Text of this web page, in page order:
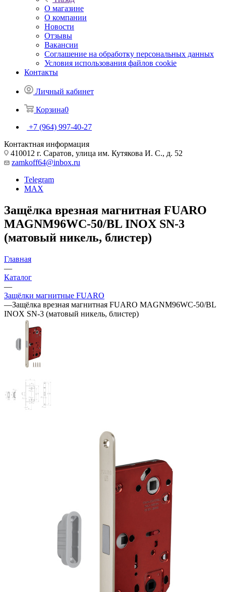
О магазине
О компании
Новости
Отзывы
Вакансии
Соглашение на обработку персональных данных
Условия использования файлов cookie
Контакты
Личный кабинет
Корзина0
+7 (964) 997-40-27
Контактная информация
410012 г. Саратов, улица им. Кутякова И. С., д. 52
zamkoff64@inbox.ru
Telegram
MAX
Защёлка врезная магнитная FUARO
MAGNM96WC-50/BL INOX SN-3
(матовый никель, блистер)
Главная
—
Каталог
—
Защёлки магнитные FUARO
—Защёлка врезная магнитная FUARO MAGNM96WC-50/BL
INOX SN-3 (матовый никель, блистер)